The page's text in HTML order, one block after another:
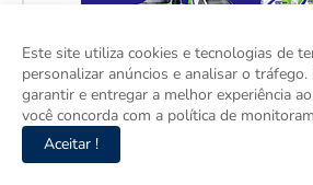
Este site utiliza cookies e tecnologias de
personalizar anúncios e analisar o
garantir e entregar a melhor experiência
você concorda com a política de
Aceitar !